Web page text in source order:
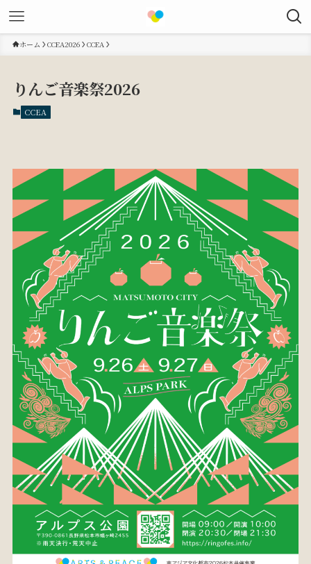
ホーム CCEA2026 CCEA
りんご音楽祭2026
CCEA